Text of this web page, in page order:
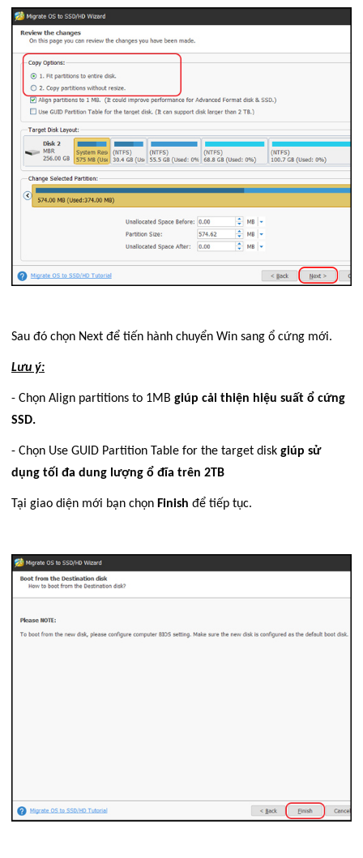
Sau đó chọn Next để tiến hành chuyển Win sang ổ cứng mới.
Lưu ý:
- Chọn Align partitions to 1MB giúp cải thiện hiệu suất ổ cứng
SSD.
- Chọn Use GUID Partition Table for the target disk giúp sử
dụng tối đa dung lượng ổ đĩa trên 2TB
Tại giao diện mới bạn chọn Finish để tiếp tục.